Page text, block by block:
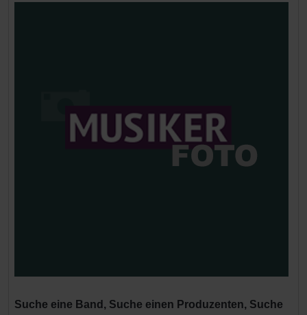
Suche eine Band, Suche einen Produzenten, Suche